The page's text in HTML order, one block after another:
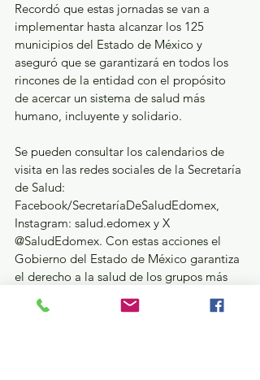
Recordó que estas jornadas se van a
implementar hasta alcanzar los 125
municipios del Estado de México y
aseguró que se garantizará en todos los
rincones de la entidad con el propósito
de acercar un sistema de salud más
humano, incluyente y solidario.
Se pueden consultar los calendarios de
visita en las redes sociales de la Secretaría
de Salud:
Facebook/SecretaríaDeSaludEdomex,
Instagram: salud.edomex y X
@SaludEdomex. Con estas acciones el
Gobierno del Estado de México garantiza
el derecho a la salud de los grupos más
vulnerables.